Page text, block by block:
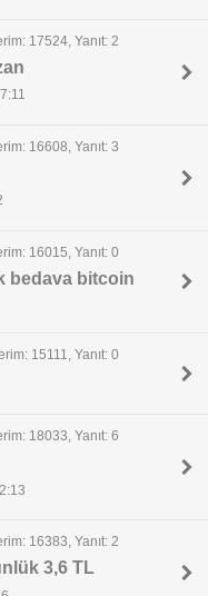
17524, Yanıt: 2
16608, Yanıt: 3
16015, Yanıt: 0
bedava bitcoin
15111, Yanıt: 0
18033, Yanıt: 6
16383, Yanıt: 2
3,6 TL